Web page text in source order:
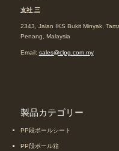
支社 三
2343, Jalan IKS Bukit Minyak,
Penang, Malaysia
Email: sales@clpg.com.my
製品カテゴリー
PP段ボールシート
PP段ボール箱